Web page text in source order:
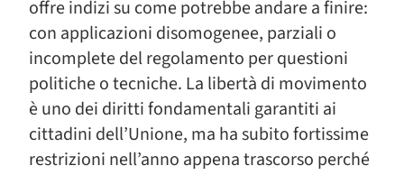
offre indizi su come potrebbe andare a finire:
con applicazioni disomogenee, parziali o
incomplete del regolamento per questioni
politiche o tecniche. La libertà di movimento
è uno dei diritti fondamentali garantiti ai
cittadini dell’Unione, ma ha subito fortissime
restrizioni nell’anno appena trascorso perché